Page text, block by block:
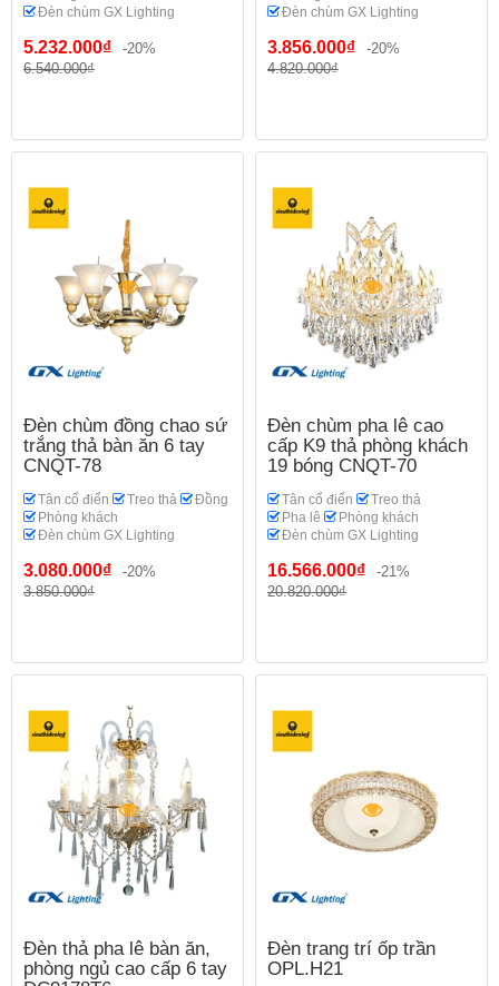
Đèn chùm GX Lighting
5.232.000₫
-20%
6.540.000₫
Đèn chùm GX Lighting
3.856.000₫
-20%
4.820.000₫
Đèn chùm đồng chao sứ
trắng thả bàn ăn 6 tay
CNQT-78
Tân cổ điển Treo thả
Đồng
Phòng khách
Đèn chùm GX Lighting
3.080.000₫
-20%
3.850.000₫
Đèn chùm pha lê cao
cấp K9 thả phòng khách
19 bóng CNQT-70
Tân cổ điển
Treo thả
Pha lê
Phòng khách
Đèn chùm GX Lighting
16.566.000₫
-21%
20.820.000₫
Đèn thả pha lê bàn ăn,
phòng ngủ cao cấp 6 tay
Đèn trang trí ốp trần
OPL.H21